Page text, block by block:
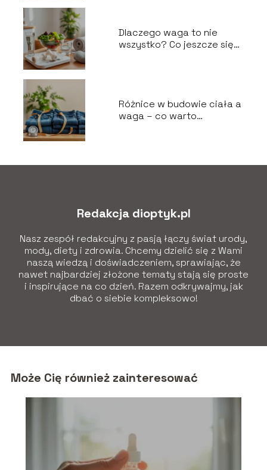
Dlaczego waga to nie
wszystko? Co jeszcze się
Różnice w budowie ciała a
waga – co warto
Redakcja dioptyk.pl
Nasz zespół redakcyjny z pasją łączy świat urody,
mody, diety i zdrowia. Chcemy dzielić się z Wami
naszą wiedzą i doświadczeniem, sprawiając, że
nawet najbardziej złożone tematy stają się proste
i inspirujące na co dzień. Razem odkrywajmy, jak
dbać o siebie kompleksowo!
Może Cię również zainteresować